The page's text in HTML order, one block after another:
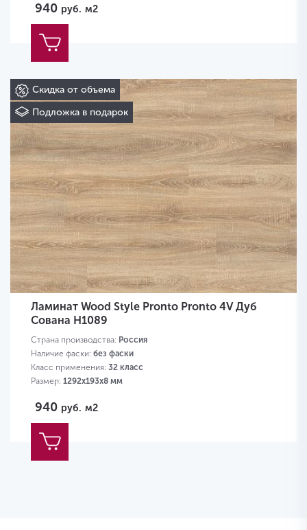
940 руб. м2
Скидка от объема
Подложка в подарок
Ламинат Wood Style Pronto Pronto 4V Дуб
Сована H1089
Страна производства: Россия
Наличие фаски: без фаски
Класс применения: 32 класс
Размер: 1292х193х8 мм
940 руб. м2